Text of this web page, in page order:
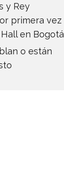
y Rey
primera vez
en Bogotá
o están